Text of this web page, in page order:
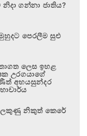
ගන්නා ජාතිය?
පෙරලීම සුළු
ලෙස ඉහළ
උරගයාගේ
අභයසුන්දර
ලකුණු නිකුත් කෙරේ